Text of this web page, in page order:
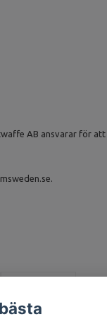
AB ansvarar för
.